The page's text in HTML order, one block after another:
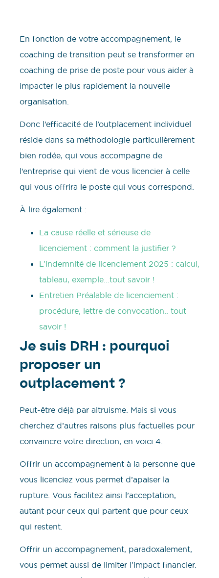
En fonction de votre accompagnement, le
coaching de transition peut se transformer en
coaching de prise de poste pour vous aider à
impacter le plus rapidement la nouvelle
organisation.
Donc l’efficacité de l’outplacement individuel
réside dans sa méthodologie particulièrement
bien rodée, qui vous accompagne de
l’entreprise qui vient de vous licencier à celle
qui vous offrira le poste qui vous correspond.
À lire également :
La cause réelle et sérieuse de
licenciement : comment la justifier ?
L’indemnité de licenciement 2025 : calcul,
tableau, exemple…tout savoir !
Entretien Préalable de licenciement :
procédure, lettre de convocation.. tout
savoir !
Je suis DRH : pourquoi
proposer un
outplacement ?
Peut-être déjà par altruisme. Mais si vous
cherchez d’autres raisons plus factuelles pour
convaincre votre direction, en voici 4.
Offrir un accompagnement à la personne que
vous licenciez vous permet d’apaiser la
rupture. Vous facilitez ainsi l’acceptation,
autant pour ceux qui partent que pour ceux
qui restent.
Offrir un accompagnement, paradoxalement,
vous permet aussi de limiter l’impact financier.